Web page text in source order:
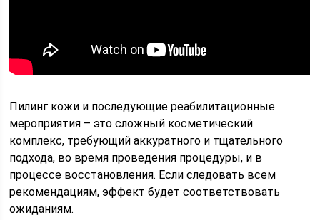
Пилинг кожи и последующие реабилитационные
мероприятия – это сложный косметический
комплекс, требующий аккуратного и тщательного
подхода, во время проведения процедуры, и в
процессе восстановления. Если следовать всем
рекомендациям, эффект будет соответствовать
ожиданиям.